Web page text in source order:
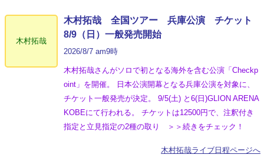
木村拓哉
木村拓哉 全国ツアー 兵庫公演 チケット
8/9（日）一般発売開始
2026/8/7 am9時
木村拓哉さんがソロで初となる海外を含む公演「Checkp
oint」を開催。 日本公演開幕となる兵庫公演を対象に、
チケット一般発売が決定。 9/5(土) と6(日)GLION ARENA
KOBEにて行われる。 チケットは12500円で、注釈付き
指定と立見指定の2種の取り ＞＞続きをチェック！
木村拓哉ライブ日程ページへ